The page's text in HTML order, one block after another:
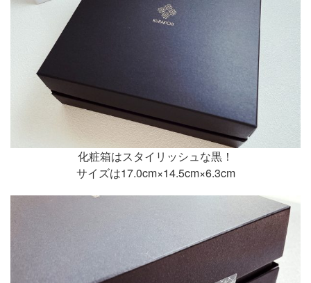
化粧箱はスタイリッシュな黒！
サイズは17.0cm×14.5cm×6.3cm